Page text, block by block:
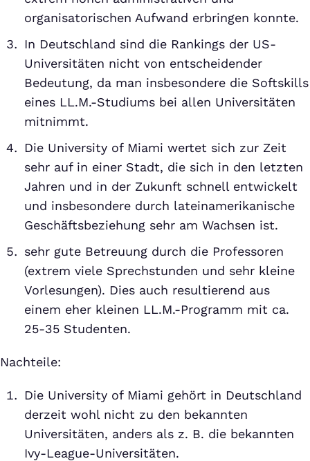
organisatorischen Aufwand erbringen konnte.
In Deutschland sind die Rankings der US-
Universitäten nicht von entscheidender
Bedeutung, da man insbesondere die Softskills
eines LL.M.-Studiums bei allen Universitäten
mitnimmt.
Die University of Miami wertet sich zur Zeit
sehr auf in einer Stadt, die sich in den letzten
Jahren und in der Zukunft schnell entwickelt
und insbesondere durch lateinamerikanische
Geschäftsbeziehung sehr am Wachsen ist.
sehr gute Betreuung durch die Professoren
(extrem viele Sprechstunden und sehr kleine
Vorlesungen). Dies auch resultierend aus
einem eher kleinen LL.M.-Programm mit ca.
25-35 Studenten.
Nachteile:
Die University of Miami gehört in Deutschland
derzeit wohl nicht zu den bekannten
Universitäten, anders als z. B. die bekannten
Ivy-League-Universitäten.